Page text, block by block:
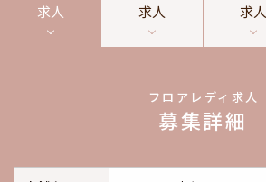
求人
求人
求人
フロアレディ求人
募集詳細